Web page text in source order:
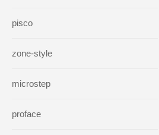
pisco
zone-style
microstep
proface